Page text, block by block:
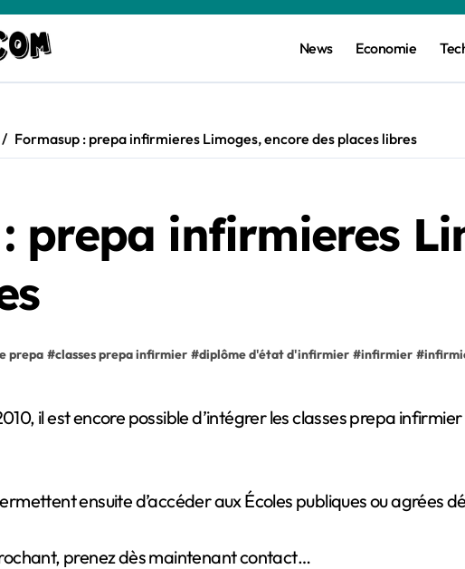
News Economie
Formasup : prepa infirmieres Limoges, encore des places libres
prepa infirmieres
prepa #classes prepa infirmier #diplôme d'état d'infirmier #infirmier #
ensuite d’accéder aux Écoles publiques ou agrées
prenez dès maintenant contact…